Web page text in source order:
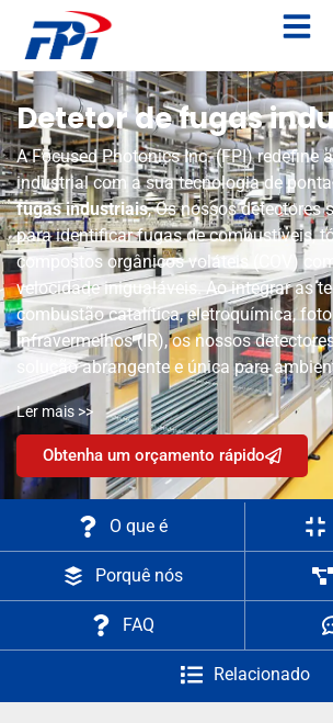
Detetor de fugas
A Focused Photonics Inc. (FPI) redefine
industrial com a sua tecnologia de
fugas industriais, Os nossos detectores
para identificar fugas de combustíveis,
compostos orgânicos voláteis (COV)
velocidade inigualáveis. Ao integrar as
combustão catalítica, eletroquímica,
infravermelhos (IR), os nossos
solução abrangente e única para
Ler mais >>
Obtenha um orçamento rápido
O que é
Porquê nós
FAQ
Relacionado